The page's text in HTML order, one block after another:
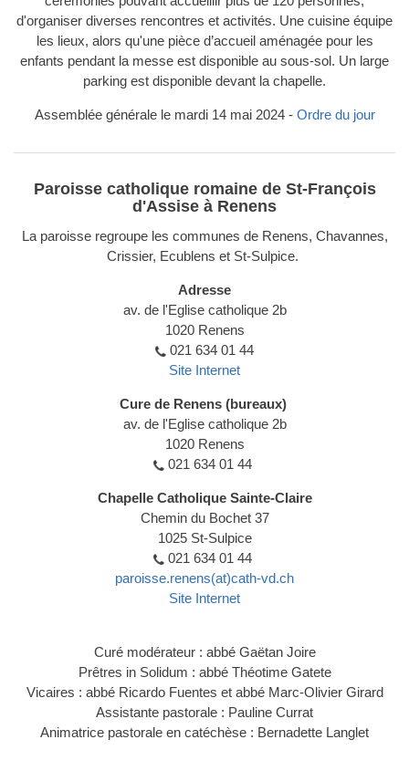
d'organiser diverses rencontres et activités. Une cuisine équipe
les lieux, alors qu'une pièce d’accueil aménagée pour les
enfants pendant la messe est disponible au sous-sol. Un large
parking est disponible devant la chapelle.
Assemblée générale le mardi 14 mai 2024 - Ordre du jour
Paroisse catholique romaine de St-François
d'Assise à Renens
La paroisse regroupe les communes de Renens, Chavannes,
Crissier, Ecublens et St-Sulpice.
Adresse
av. de l'Eglise catholique 2b
1020 Renens
021 634 01 44
Site Internet
Cure de Renens (bureaux)
av. de l'Eglise catholique 2b
1020 Renens
021 634 01 44
Chapelle Catholique Sainte-Claire
Chemin du Bochet 37
1025 St-Sulpice
021 634 01 44
paroisse.renens(at)cath-vd.ch
Site Internet
Curé modérateur : abbé Gaëtan Joire
Prêtres in Solidum : abbé Théotime Gatete
Vicaires : abbé Ricardo Fuentes et abbé Marc-Olivier Girard
Assistante pastorale : Pauline Currat
Animatrice pastorale en catéchèse : Bernadette Langlet